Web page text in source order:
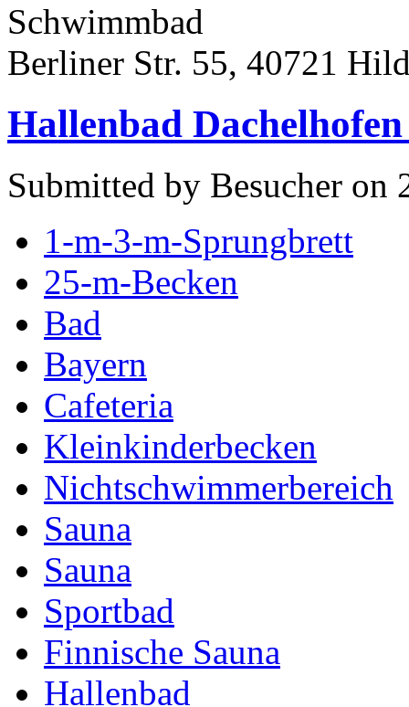
Schwimmbad
Berliner Str. 55, 40721
Hallenbad
Submitted by Besucher on
1-m-3-m-Sprungbrett
25-m-Becken
Bad
Bayern
Cafeteria
Kleinkinderbecken
Nichtschwimmerbereich
Sauna
Sauna
Sportbad
Finnische Sauna
Hallenbad